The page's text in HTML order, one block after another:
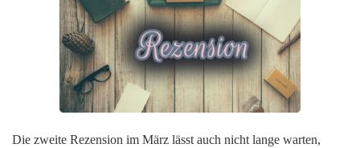
Dolch
von
Alexey
Pehov
Die zweite Rezension im März lässt auch nicht lange warten,